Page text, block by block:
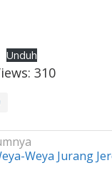
Unduh
310
Weya Jurang